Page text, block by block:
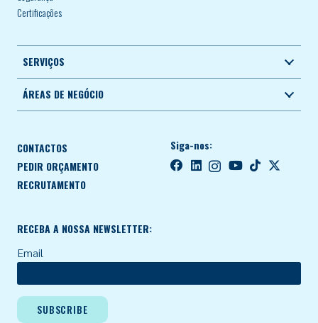
Certificações
SERVIÇOS
ÁREAS DE NEGÓCIO
CONTACTOS
PEDIR ORÇAMENTO
RECRUTAMENTO
Siga-nos:
RECEBA A NOSSA NEWSLETTER:
Email